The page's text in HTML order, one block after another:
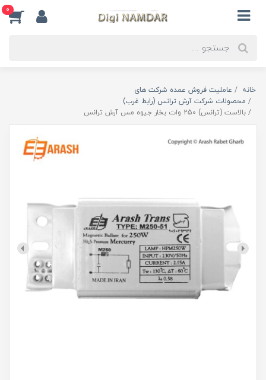
0
خانه
عاملیت فروش عمده شرکت های
محصولات شرکت آرش ترانس (رابط غرب)
بالاست (ترانس) 250 وات بخار جیوه مس آرش ترانس